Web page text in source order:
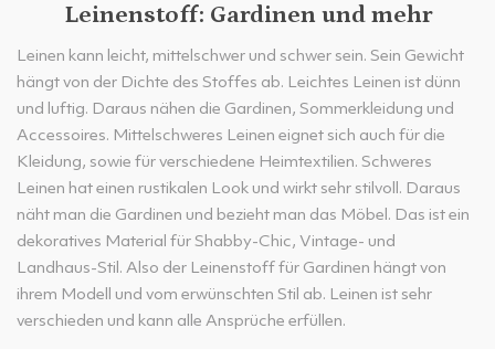
Leinenstoff: Gardinen und mehr
Leinen kann leicht, mittelschwer und schwer sein. Sein Gewicht
hängt von der Dichte des Stoffes ab. Leichtes Leinen ist dünn
und luftig. Daraus nähen die Gardinen, Sommerkleidung und
Accessoires. Mittelschweres Leinen eignet sich auch für die
Kleidung, sowie für verschiedene Heimtextilien. Schweres
Leinen hat einen rustikalen Look und wirkt sehr stilvoll. Daraus
näht man die Gardinen und bezieht man das Möbel. Das ist ein
dekoratives Material für Shabby-Chic, Vintage- und
Landhaus-Stil. Also der Leinenstoff für Gardinen hängt von
ihrem Modell und vom erwünschten Stil ab. Leinen ist sehr
verschieden und kann alle Ansprüche erfüllen.